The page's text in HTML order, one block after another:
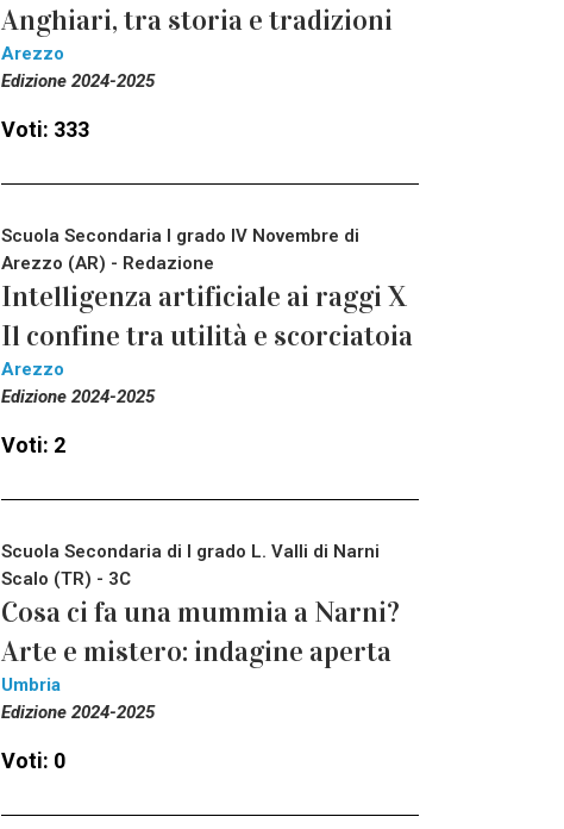
Anghiari, tra storia e tradizioni
Arezzo
Edizione 2024-2025
Voti: 333
Scuola Secondaria I grado IV Novembre di
Arezzo (AR) - Redazione
Intelligenza artificiale ai raggi X
Il confine tra utilità e scorciatoia
Arezzo
Edizione 2024-2025
Voti: 2
Scuola Secondaria di I grado L. Valli di Narni
Scalo (TR) - 3C
Cosa ci fa una mummia a Narni?
Arte e mistero: indagine aperta
Umbria
Edizione 2024-2025
Voti: 0